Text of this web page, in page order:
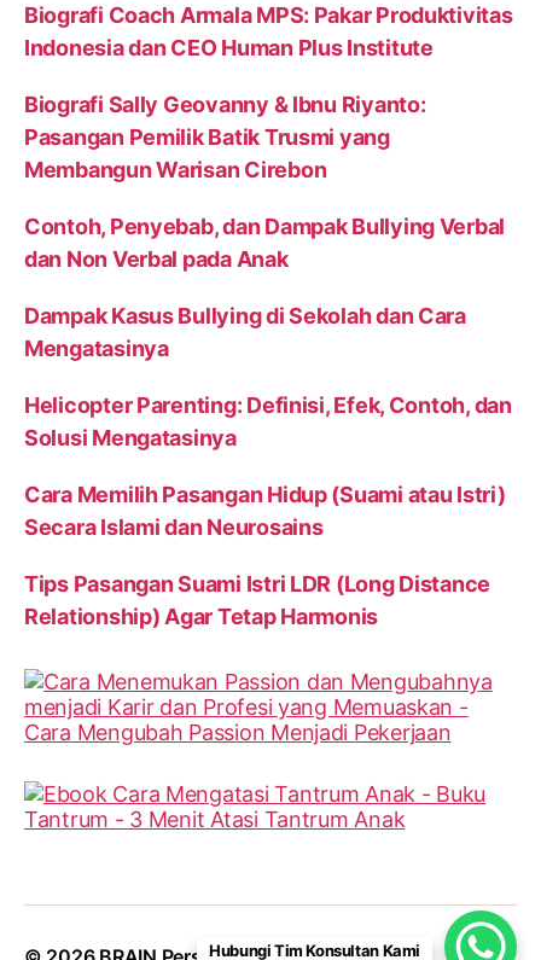
Biografi Coach Armala MPS: Pakar Produktivitas
Indonesia dan CEO Human Plus Institute
Biografi Sally Geovanny & Ibnu Riyanto:
Pasangan Pemilik Batik Trusmi yang
Membangun Warisan Cirebon
Contoh, Penyebab, dan Dampak Bullying Verbal
dan Non Verbal pada Anak
Dampak Kasus Bullying di Sekolah dan Cara
Mengatasinya
Helicopter Parenting: Definisi, Efek, Contoh, dan
Solusi Mengatasinya
Cara Memilih Pasangan Hidup (Suami atau Istri)
Secara Islami dan Neurosains
Tips Pasangan Suami Istri LDR (Long Distance
Relationship) Agar Tetap Harmonis
Hubungi Tim Konsultan Kami